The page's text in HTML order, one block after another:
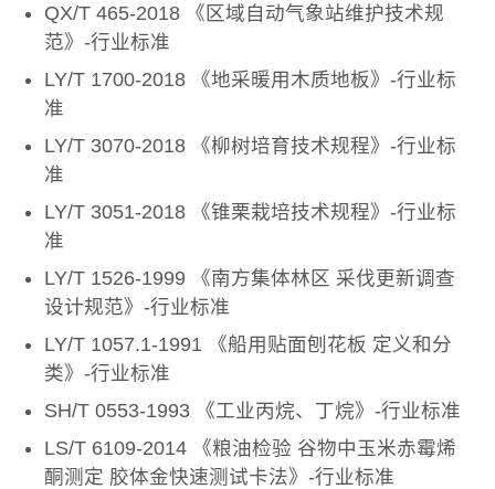
QX/T 465-2018 《区域自动气象站维护技术规
范》-行业标准
LY/T 1700-2018 《地采暖用木质地板》-行业标
准
LY/T 3070-2018 《柳树培育技术规程》-行业标
准
LY/T 3051-2018 《锥栗栽培技术规程》-行业标
准
LY/T 1526-1999 《南方集体林区 采伐更新调查
设计规范》-行业标准
LY/T 1057.1-1991 《船用贴面刨花板 定义和分
类》-行业标准
SH/T 0553-1993 《工业丙烷、丁烷》-行业标准
LS/T 6109-2014 《粮油检验 谷物中玉米赤霉烯
酮测定 胶体金快速测试卡法》-行业标准